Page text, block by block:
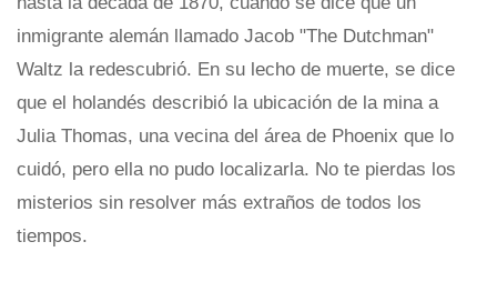
inmigrante alemán llamado Jacob "The Dutchman"
Waltz la redescubrió. En su lecho de muerte, se dice
que el holandés describió la ubicación de la mina a
Julia Thomas, una vecina del área de Phoenix que lo
cuidó, pero ella no pudo localizarla. No te pierdas los
misterios sin resolver más extraños de todos los
tiempos.